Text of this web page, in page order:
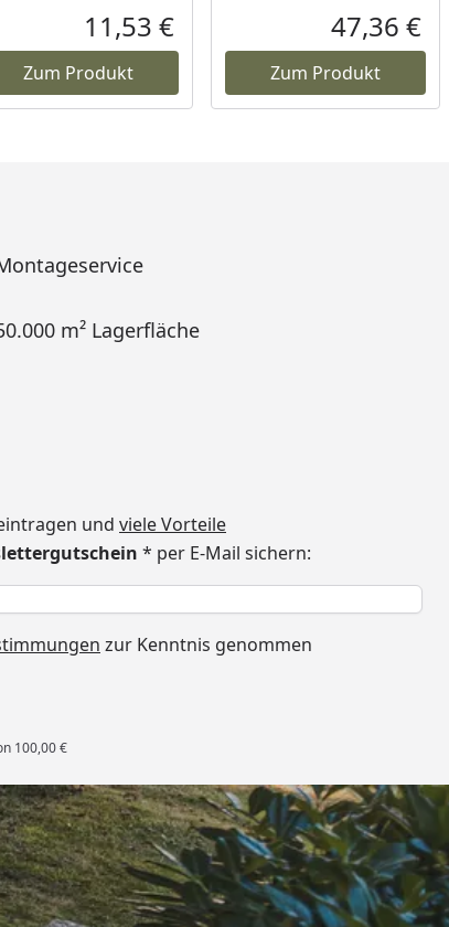
Aktueller Preis
11,53 €
Zum Produkt
47,36 €
Zum Produkt
m² Lagerfläche
und viele Vorteile
* per E-Mail sichern:
zur Kenntnis genommen
100,00 €